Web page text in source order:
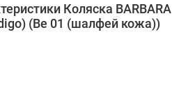
Коляска BARBARA
(Be 01 (шалфей кожа))